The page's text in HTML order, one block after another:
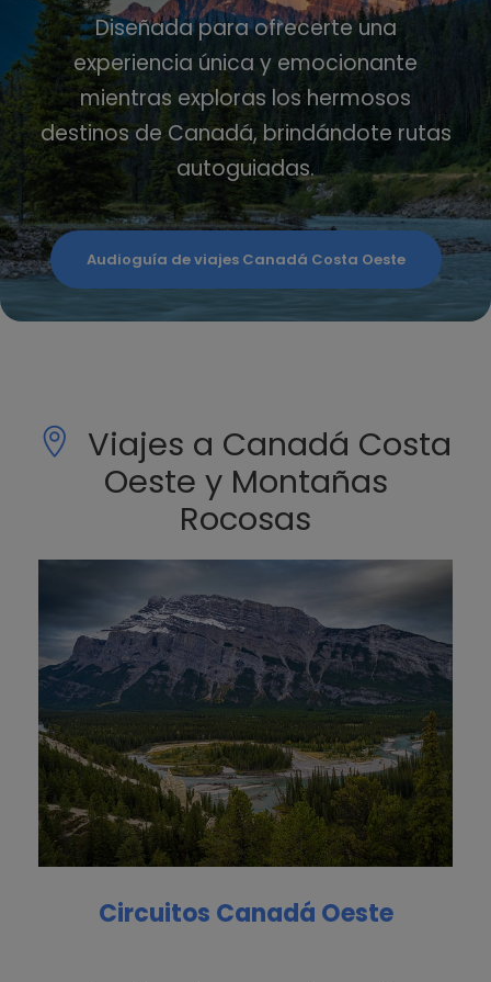
Diseñada para ofrecerte una
experiencia única y emocionante
mientras exploras los hermosos
destinos de Canadá, brindándote rutas
autoguiadas.
Audioguía de viajes Canadá Costa Oeste
Viajes a Canadá Costa
Oeste y Montañas
Rocosas
Circuitos Canadá Oeste